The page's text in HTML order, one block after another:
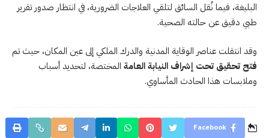
البليغة، فيما نُقل السائق لتلقي العلاجات الضرورية، في انتظار صدور تقرير
طبي دقيق عن حالته الصحية.
وقد انتقلت عناصر الوقاية المدنية والدرك الملكي إلى عين المكان، حيث تم
فتح تحقيق تحت إشراف النيابة العامة المختصة، لتحديد أسباب
وملابسات هذا الحادث المأساوي.
Facebook